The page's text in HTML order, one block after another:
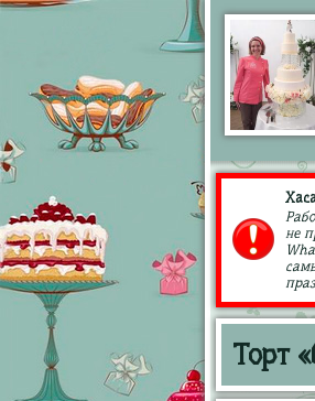
не
Торт